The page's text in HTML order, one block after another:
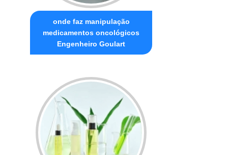
onde faz manipulação
medicamentos oncológicos
Engenheiro Goulart